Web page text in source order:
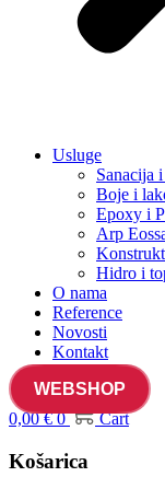
Usluge
Sanacija
Boje i
Epoxy i
Arp
Hidro i
O nama
Reference
Novosti
Kontakt
WEBSHOP
0,00€ 0 Cart
Košarica